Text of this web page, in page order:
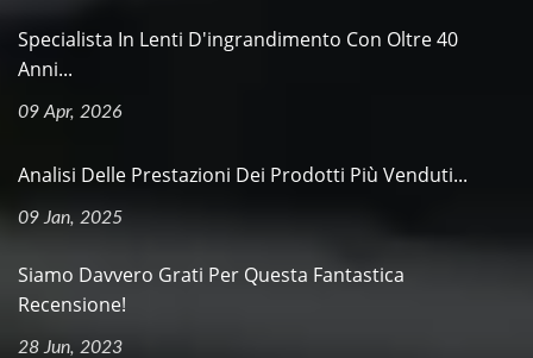
Specialista In Lenti D'ingrandimento Con Oltre 40
Anni...
09 Apr, 2026
Analisi Delle Prestazioni Dei Prodotti Più Venduti...
09 Jan, 2025
Siamo Davvero Grati Per Questa Fantastica
Recensione!
28 Jun, 2023